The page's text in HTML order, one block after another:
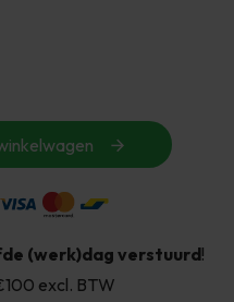
(werk)dag verstuurd!
excl. BTW